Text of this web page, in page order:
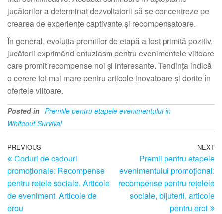
jucătorilor a determinat dezvoltatorii să se concentreze pe
crearea de experiențe captivante și recompensatoare.
În general, evoluția premiilor de etapă a fost primită pozitiv,
jucătorii exprimând entuziasm pentru evenimentele viitoare
care promit recompense noi și interesante. Tendința indică
o cerere tot mai mare pentru articole inovatoare și dorite în
ofertele viitoare.
Posted in Premiile pentru etapele evenimentului în
Whiteout Survival
Post
navigation
Previous
Post
PREVIOUS
Coduri de cadouri
promoționale: Recompense
pentru rețele sociale, Articole
de eveniment, Articole de
erou
NEXT
Premii pentru etapele
evenimentului promoțional:
recompense pentru rețelele
sociale, bijuterii, articole
pentru eroi